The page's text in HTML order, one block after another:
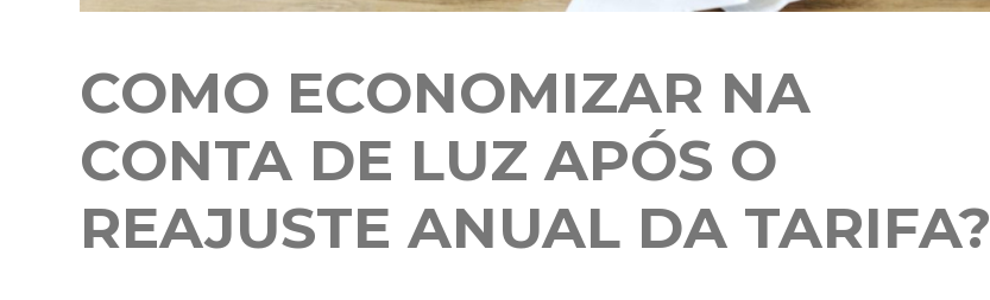
COMO ECONOMIZAR NA
CONTA DE LUZ APÓS O
REAJUSTE ANUAL DA TARIFA?